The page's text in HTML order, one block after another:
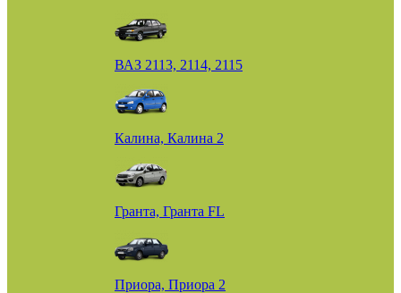
ВАЗ 2113, 2114, 2115
Калина, Калина 2
Гранта, Гранта FL
Приора, Приора 2